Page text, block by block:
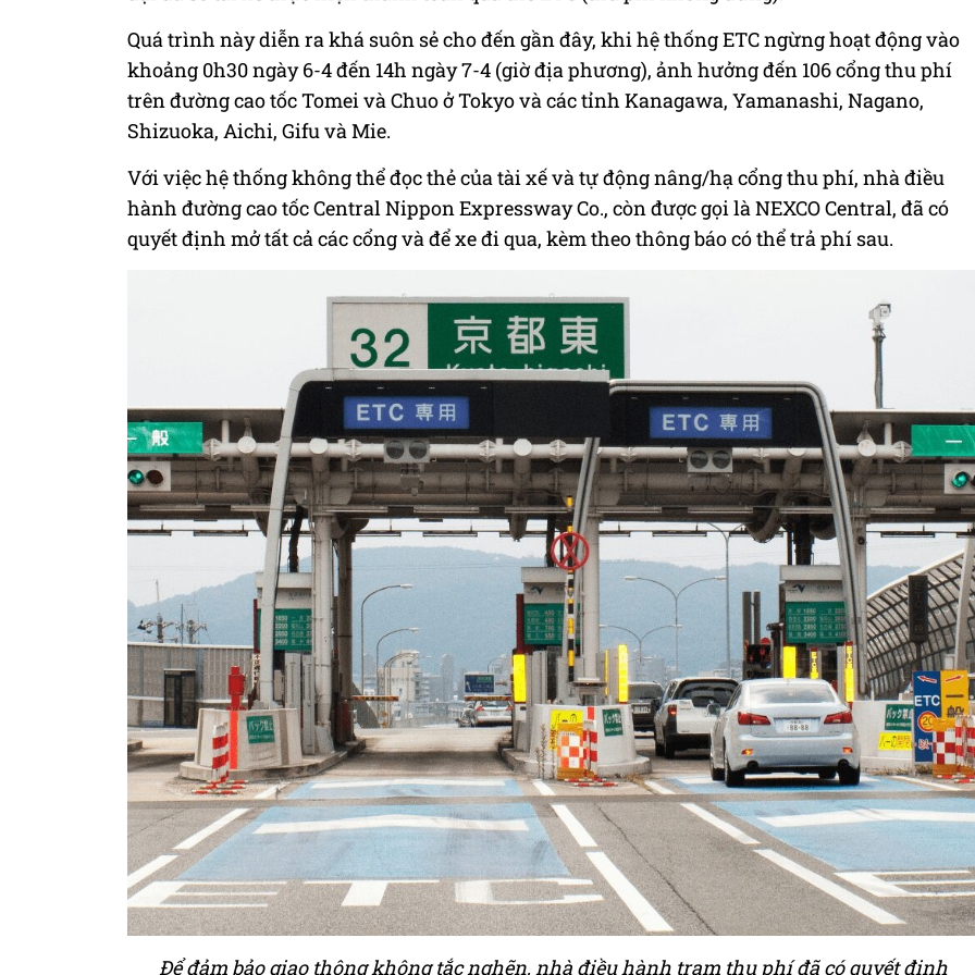
Quá trình này diễn ra khá suôn sẻ cho đến gần đây, khi hệ thống ETC ngừng hoạt động vào
khoảng 0h30 ngày 6-4 đến 14h ngày 7-4 (giờ địa phương), ảnh hưởng đến 106 cổng thu phí
trên đường cao tốc Tomei và Chuo ở Tokyo và các tỉnh Kanagawa, Yamanashi, Nagano,
Shizuoka, Aichi, Gifu và Mie.
Với việc hệ thống không thể đọc thẻ của tài xế và tự động nâng/hạ cổng thu phí, nhà điều
hành đường cao tốc Central Nippon Expressway Co., còn được gọi là NEXCO Central, đã có
quyết định mở tất cả các cổng và để xe đi qua, kèm theo thông báo có thể trả phí sau.
Để đảm bảo giao thông không tắc nghẽn, nhà điều hành trạm thu phí đã có quyết định